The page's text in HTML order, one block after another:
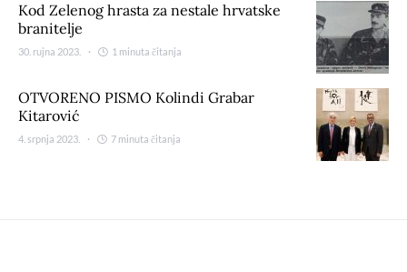
Kod Zelenog hrasta za nestale hrvatske
branitelje
30. rujna 2023. 1 minuta čitanja
OTVORENO PISMO Kolindi Grabar
Kitarović
4. srpnja 2023. 7 minuta čitanja